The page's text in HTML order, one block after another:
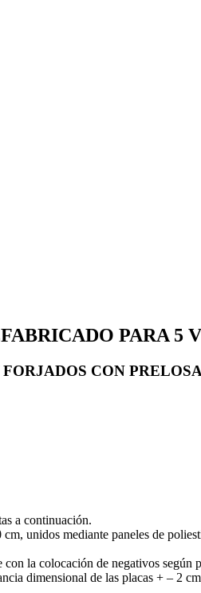
PARA 5
CON
a continuación.
unidos mediante paneles de
la colocación de negativos
dimensional de las placas + – 2